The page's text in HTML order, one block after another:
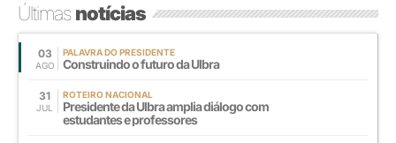
Últimasnotícias
03
AGO
PALAVRA DO PRESIDENTE
Construindo o futuro da Ulbra
31
JUL
ROTEIRO NACIONAL
Presidente da Ulbra amplia diálogo com
estudantes e professores